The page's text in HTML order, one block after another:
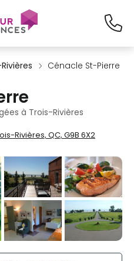
Cénacle St-Pierre
à Trois-Rivières
Rivières, QC, G9B 6X2